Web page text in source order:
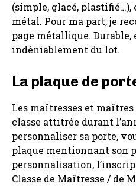
(simple, glacé, plastifié…),
métal. Pour ma part, je
page métallique.
indéniablement du lot.
La plaque de
Les maîtresses et
classe attitrée durant
personnaliser sa porte,
plaque mentionnant son
personnalisation,
Classe de Maîtresse / de